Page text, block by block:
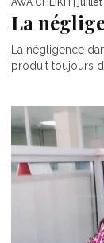
AWA CHEIKH |
La
La négligence
produit toujours